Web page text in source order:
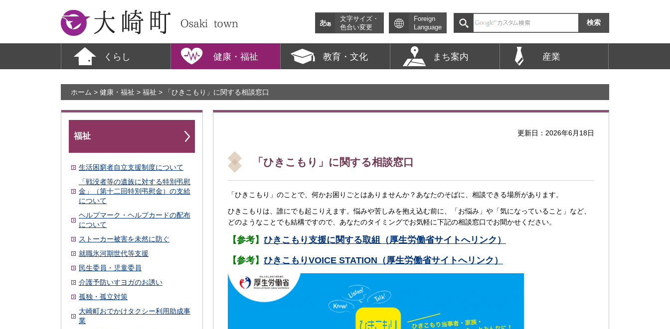
大崎町
文字サイズ・
色合い変更
Foreign
Language
くらし 健康・福祉 教育・文化 まち案内 産業
ホーム > 健康・福祉 > 福祉 > 「ひきこもり」に関する相談窓口
福祉
生活困窮者自立支援制度について
「戦没者等の遺族に対する特別弔慰
金」（第十二回特別弔慰金）の支給
について
ヘルプマーク・ヘルプカードの配布
について
ストーカー被害を未然に防ぐ
就職氷河期世代等支援
民生委員・児童委員
介護予防いすヨガのお誘い
孤独・孤立対策
大崎町おでかけタクシー利用助成事
業
更新日：2026年6月18日
「ひきこもり」に関する相談窓口
「ひきこもり」のことで、何かお困りごとはありませんか？あなたのそばに、相談できる場所があります。
ひきこもりは、誰にでも起こりえます。悩みや苦しみを抱え込む前に、「お悩み」や「気になっていること」など、
どのようなことでも結構ですので、あなたのタイミングでお気軽に下記の相談窓口でお聞かせください。
【参考】 ひきこもり支援に関する取組（厚生労働省サイトへリンク）
【参考】 ひきこもりVOICE STATION（厚生労働省サイトへリンク）